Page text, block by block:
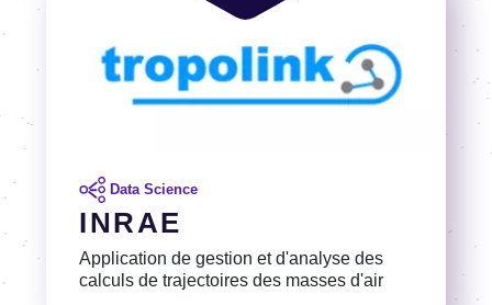
INRAE
Application de gestion et d'analyse des
calculs de trajectoires des masses d'air
Data Science